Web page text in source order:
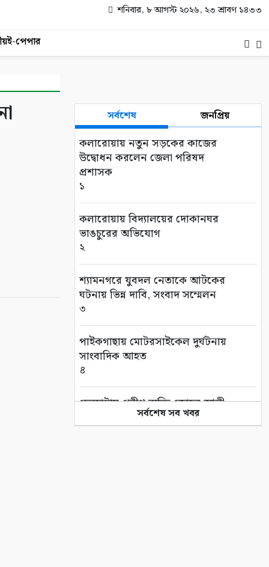
শনিবার, ৮ আগস্ট ২০২৬, ২৩ শ্রাবণ ১৪৩৩
ই-পেপার
সর্বশেষ জনপ্রিয়
কলারোয়ায় নতুন সড়কের কাজের
উদ্বোধন করলেন জেলা পরিষদ
প্রশাসক
১
কলারোয়ায় বিদ্যালয়ের দোকানঘর
ভাঙচুরের অভিযোগ
২
শ্যামনগরে যুবদল নেতাকে আটকের
ঘটনায় ভিন্ন দাবি, সংবাদ সম্মেলন
৩
পাইকগাছায় মোটরসাইকেল দুর্ঘটনায়
সাংবাদিক আহত
৪
দেবহাটায় প্রবীণ ব্যক্তি জোহর আলী
মোল্লার দাফন সম্পন্নসর্বশেষ সব খবর